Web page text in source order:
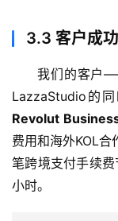
3.3 客户成
我们的客户
LazzaStudio的
Revolut
费用和海外KOL
笔跨境支付手续
小时。